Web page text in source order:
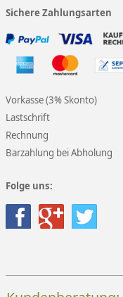
Sichere Zahlungsarten
Vorkasse (3% Skonto)
Lastschrift
Rechnung
Barzahlung bei Abholung
Folge uns: